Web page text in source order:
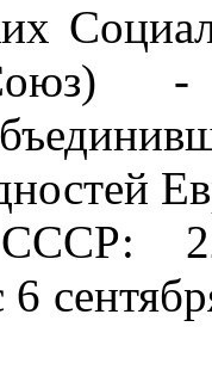
-
СССР: